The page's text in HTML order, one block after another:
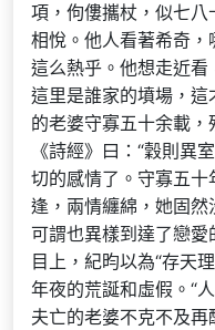
項，佝僂攜杖，似七
相悅。他人看著希奇
這么熱乎。他想走近
這里是誰家的墳場，
的老婆守寡五十余載
《詩經》曰：“穀則異
切的感情了。守寡五
逢，兩情纏綿，她固然
可謂也異樣到達了戀愛
目上，紀昀以為“存天
年夜的荒誕和虛假。“
夫亡的老婆不克不及